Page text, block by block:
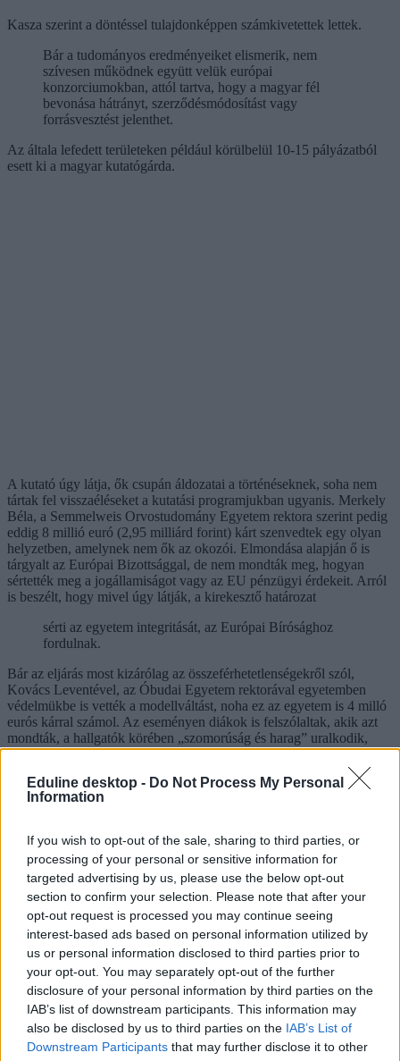
Eduline desktop - Do Not Process My Personal
Information
If you wish to opt-out of the sale, sharing to third parties, or
processing of your personal or sensitive information for
targeted advertising by us, please use the below opt-out
section to confirm your selection. Please note that after your
opt-out request is processed you may continue seeing
interest-based ads based on personal information utilized by
us or personal information disclosed to third parties prior to
your opt-out. You may separately opt-out of the further
disclosure of your personal information by third parties on the
IAB’s list of downstream participants. This information may
also be disclosed by us to third parties on the IAB’s List of
Downstream Participants that may further disclose it to other
Kasza szerint a döntéssel tulajdonképpen számkivetettek lettek.
Bár a tudományos eredményeiket elismerik, nem
szívesen működnek együtt velük európai
konzorciumokban, attól tartva, hogy a magyar fél
bevonása hátrányt, szerződésmódosítást vagy
forrásvesztést jelenthet.
Az általa lefedett területeken például körülbelül 10-15 pályázatból
esett ki a magyar kutatógárda.
A kutató úgy látja, ők csupán áldozatai a történéseknek, soha nem
tártak fel visszaéléseket a kutatási programjukban ugyanis. Merkely
Béla, a Semmelweis Orvostudomány Egyetem rektora szerint pedig
eddig 8 millió euró (2,95 milliárd forint) kárt szenvedtek egy olyan
helyzetben, amelynek nem ők az okozói. Elmondása alapján ő is
tárgyalt az Európai Bizottsággal, de nem mondták meg, hogyan
sértették meg a jogállamiságot vagy az EU pénzügyi érdekeit. Arról
is beszélt, hogy mivel úgy látják, a kirekesztő határozat
sérti az egyetem integritását, az Európai Bírósághoz
fordulnak.
Bár az eljárás most kizárólag az összeférhetetlenségekről szól,
Kovács Leventével, az Óbudai Egyetem rektorával egyetemben
védelmükbe is vették a modellváltást, noha ez az egyetem is 4 milló
eurós kárral számol. Az eseményen diákok is felszólaltak, akik azt
mondták, a hallgatók körében „szomorúság és harag” uralkodik,
mert ellehetetlenült a külföldi tanulásuk.
(Kiemelt kép: Eurologus/hvg.hu)